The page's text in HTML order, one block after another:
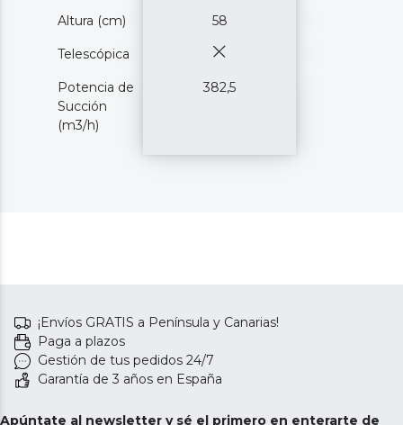
Altura (cm) 58
Telescópica
Potencia de
Succión
(m3/h)
382,5
¡Envíos GRATIS a Península y Canarias!
Paga a plazos
Gestión de tus pedidos 24/7
Garantía de 3 años en España
Apúntate al newsletter y sé el primero en enterarte de